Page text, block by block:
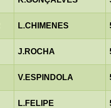
L.CHIMENES
J.ROCHA
V.ESPINDOLA
L.FELIPE